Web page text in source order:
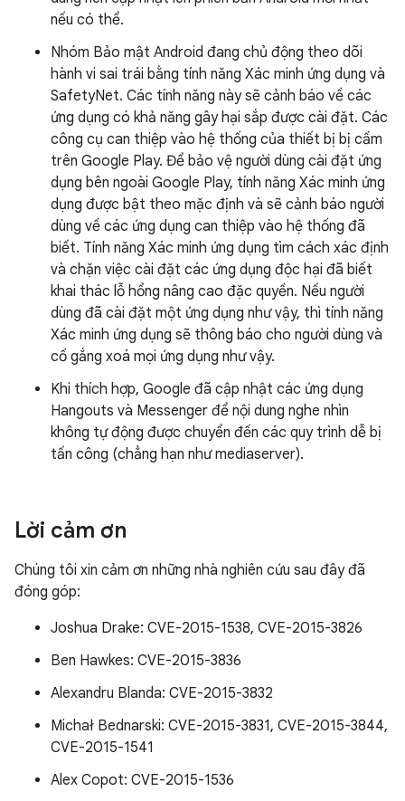
nếu có thể.
Nhóm Bảo mật Android đang chủ động theo dõi
hành vi sai trái bằng tính năng Xác minh ứng dụng và
SafetyNet. Các tính năng này sẽ cảnh báo về các
ứng dụng có khả năng gây hại sắp được cài đặt. Các
công cụ can thiệp vào hệ thống của thiết bị bị cấm
trên Google Play. Để bảo vệ người dùng cài đặt ứng
dụng bên ngoài Google Play, tính năng Xác minh ứng
dụng được bật theo mặc định và sẽ cảnh báo người
dùng về các ứng dụng can thiệp vào hệ thống đã
biết. Tính năng Xác minh ứng dụng tìm cách xác định
và chặn việc cài đặt các ứng dụng độc hại đã biết
khai thác lỗ hổng nâng cao đặc quyền. Nếu người
dùng đã cài đặt một ứng dụng như vậy, thì tính năng
Xác minh ứng dụng sẽ thông báo cho người dùng và
cố gắng xoá mọi ứng dụng như vậy.
Khi thích hợp, Google đã cập nhật các ứng dụng
Hangouts và Messenger để nội dung nghe nhìn
không tự động được chuyển đến các quy trình dễ bị
tấn công (chẳng hạn như mediaserver).
Lời cảm ơn
Chúng tôi xin cảm ơn những nhà nghiên cứu sau đây đã
đóng góp:
Joshua Drake: CVE-2015-1538, CVE-2015-3826
Ben Hawkes: CVE-2015-3836
Alexandru Blanda: CVE-2015-3832
Michał Bednarski: CVE-2015-3831, CVE-2015-3844,
CVE-2015-1541
Alex Copot: CVE-2015-1536